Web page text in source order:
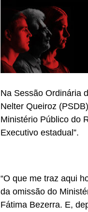
Na Sessão Ordinária
Nelter Queiroz
Ministério Público do
Executivo estadual”.
“O que me traz aqui
da omissão do
Fátima Bezerra. E,